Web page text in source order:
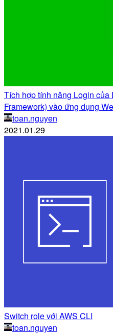
Tích hợp tính năng Login của
Framework) vào ứng dụng
toan.nguyen
2021.01.29
Switch role với AWS CLI
toan.nguyen